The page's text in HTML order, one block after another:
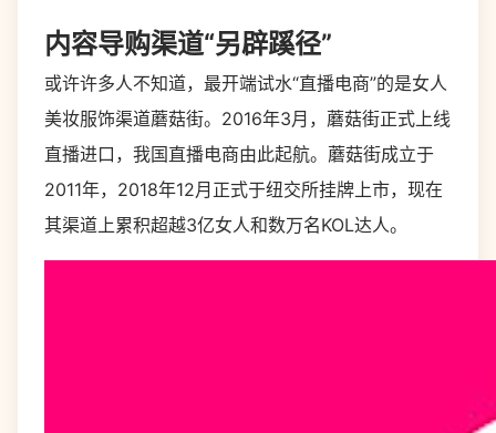
内容导购渠道“另辟蹊径”
或许许多人不知道，最开端试水“直播电商”的是女人
美妆服饰渠道蘑菇街。2016年3月，蘑菇街正式上线
直播进口，我国直播电商由此起航。蘑菇街成立于
2011年，2018年12月正式于纽交所挂牌上市，现在
其渠道上累积超越3亿女人和数万名KOL达人。